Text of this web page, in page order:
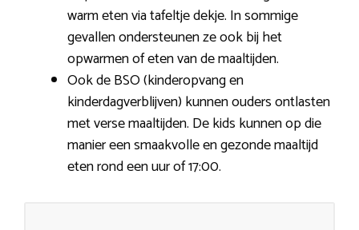
warm eten via tafeltje dekje. In sommige
gevallen ondersteunen ze ook bij het
opwarmen of eten van de maaltijden.
Ook de BSO (kinderopvang en
kinderdagverblijven) kunnen ouders ontlasten
met verse maaltijden. De kids kunnen op die
manier een smaakvolle en gezonde maaltijd
eten rond een uur of 17:00.